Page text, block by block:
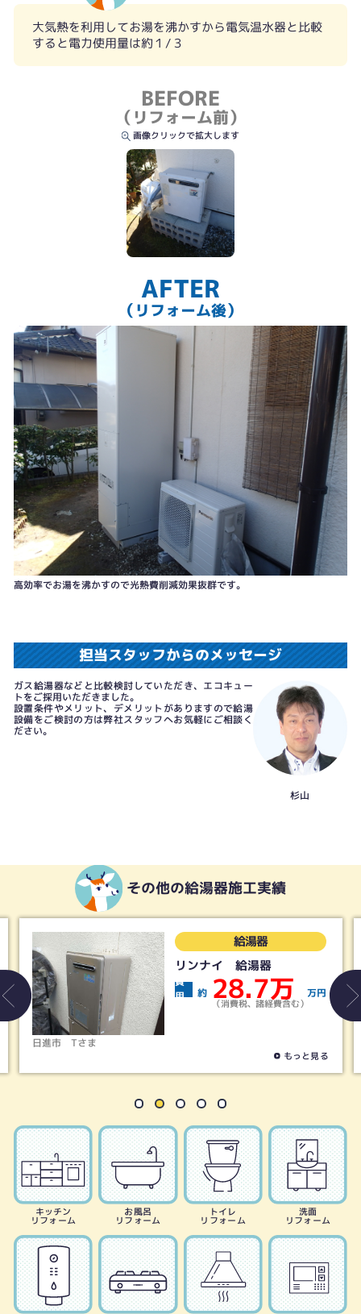
大気熱を利用してお湯を沸かすから電気温水器と比較
すると電力使用量は約１/３
BEFORE
（リフォーム前）
画像クリックで拡大します
AFTER
（リフォーム後）
高効率でお湯を沸かすので光熱費削減効果抜群です。
担当スタッフからのメッセージ
ガス給湯器などと比較検討していただき、エコキュー
トをご採用いただきました。
設置条件やメリット、デメリットがありますので給湯
設備をご検討の方は弊社スタッフへお気軽にご相談く
ださい。
杉山
その他の給湯器施工実績
日進市 Tさま
給湯器
リンナイ 給湯器
費
用
約 28.7万 万円
（消費税、諸経費含む）
もっと見る
キッチン
リフォーム
お風呂
リフォーム
トイレ
リフォーム
洗面
リフォーム